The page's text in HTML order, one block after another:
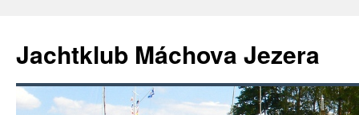
Jachtklub Máchova Jezera